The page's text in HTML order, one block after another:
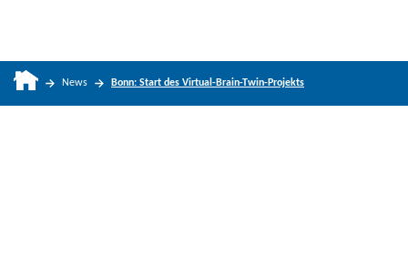
News Bonn: Start des Virtual-Brain-Twin-Projekts